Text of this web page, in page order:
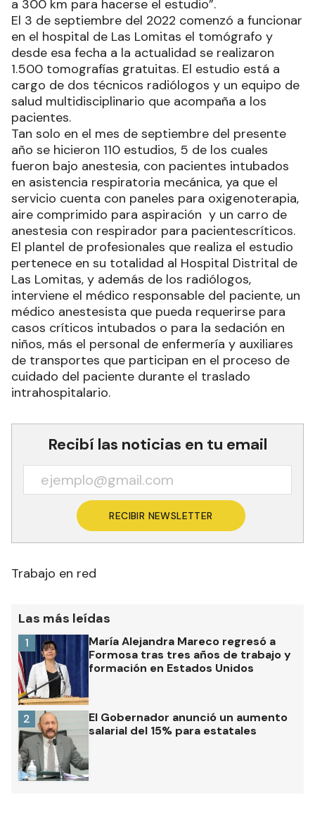
a 300 km para hacerse el estudio”.
El 3 de septiembre del 2022 comenzó a funcionar
en el hospital de Las Lomitas el tomógrafo y
desde esa fecha a la actualidad se realizaron
1.500 tomografías gratuitas. El estudio está a
cargo de dos técnicos radiólogos y un equipo de
salud multidisciplinario que acompaña a los
pacientes.
Tan solo en el mes de septiembre del presente
año se hicieron 110 estudios, 5 de los cuales
fueron bajo anestesia, con pacientes intubados
en asistencia respiratoria mecánica, ya que el
servicio cuenta con paneles para oxigenoterapia,
aire comprimido para aspiración y un carro de
anestesia con respirador para pacientescríticos.
El plantel de profesionales que realiza el estudio
pertenece en su totalidad al Hospital Distrital de
Las Lomitas, y además de los radiólogos,
interviene el médico responsable del paciente, un
médico anestesista que pueda requerirse para
casos críticos intubados o para la sedación en
niños, más el personal de enfermería y auxiliares
de transportes que participan en el proceso de
cuidado del paciente durante el traslado
intrahospitalario.
Recibí las noticias en tu email
RECIBIR NEWSLETTER
Trabajo en red
Las más leídas
María Alejandra Mareco regresó a
Formosa tras tres años de trabajo y
formación en Estados Unidos
1
El Gobernador anunció un aumento
salarial del 15% para estatales
2